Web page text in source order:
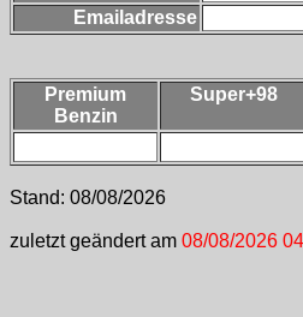
Emailadresse
Premium
Benzin
Super+98
Stand: 08/08/2026
zuletzt geändert am 08/08/2026